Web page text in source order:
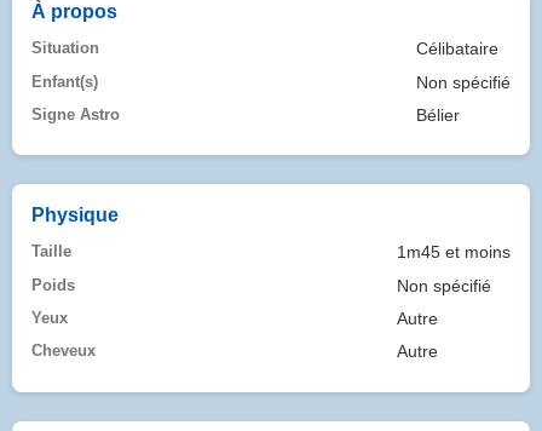
À propos
Situation Célibataire
Enfant(s) Non spécifié
Signe Astro Bélier
Physique
Taille 1m45 et moins
Poids Non spécifié
Yeux Autre
Cheveux Autre